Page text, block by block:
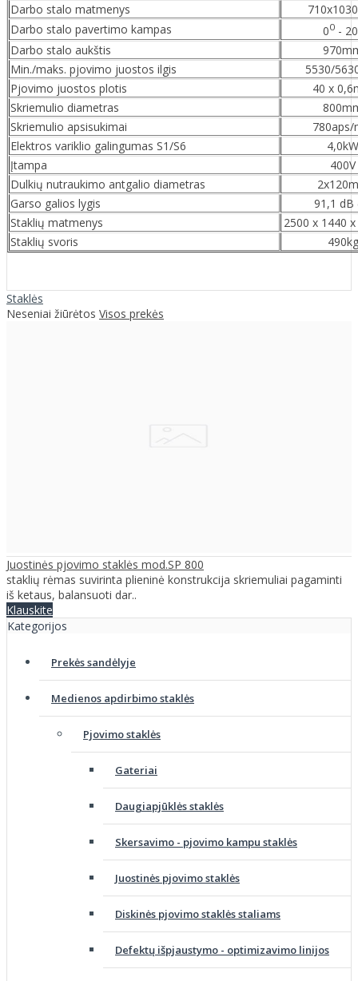
Darbo stalo matmenys
Darbo stalo pavertimo kampas
00- 20
Darbo stalo aukštis
Min./maks. pjovimo juostos ilgis
5530/
Pjovimo juostos plotis
40 x
Skriemulio diametras
Skriemulio apsisukimai
780aps/
Elektros variklio galingumas S1/S6
4,0kW
Įtampa
400V
Dulkių nutraukimo antgalio diametras
Garso galios lygis
91,1 dB
Staklių matmenys
2500 x 1440
Staklių svoris
490kg
Staklės
Neseniai žiūrėtos Visos prekės
Juostinės pjovimo staklės mod.SP 800
staklių rėmas suvirinta plieninė konstrukcija skriemuliai pagaminti
iš ketaus, balansuoti dar..
Klauskite
Kategorijos
Prekės sandėlyje
Medienos apdirbimo staklės
Pjovimo staklės
Gateriai
Daugiapjūklės staklės
Skersavimo - pjovimo kampu staklės
Juostinės pjovimo staklės
Diskinės pjovimo staklės staliams
Defektų išpjaustymo - optimizavimo linijos